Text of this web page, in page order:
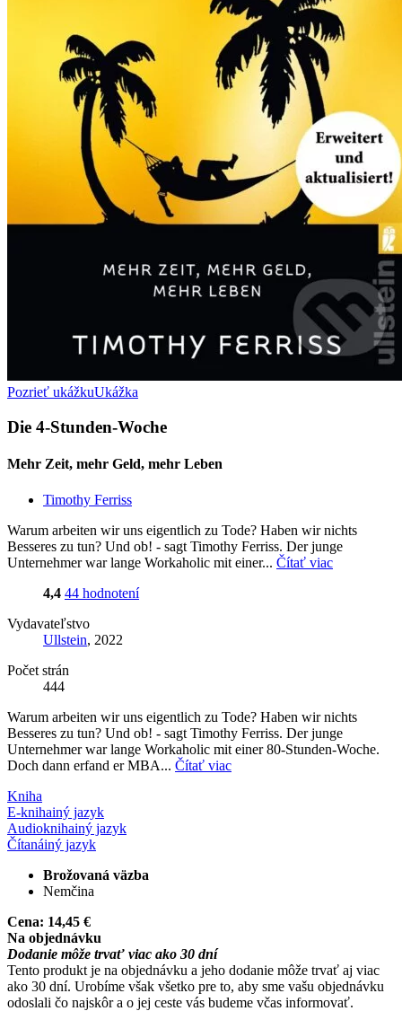
Pozrieť ukážkuUkážka
Die 4-Stunden-Woche
Mehr Zeit, mehr Geld, mehr Leben
Timothy Ferriss
Warum arbeiten wir uns eigentlich zu Tode? Haben wir nichts
Besseres zu tun? Und ob! - sagt Timothy Ferriss. Der junge
Unternehmer war lange Workaholic mit einer... Čítať viac
4,4 44 hodnotení
Vydavateľstvo
Ullstein, 2022
Počet strán
444
Warum arbeiten wir uns eigentlich zu Tode? Haben wir nichts
Besseres zu tun? Und ob! - sagt Timothy Ferriss. Der junge
Unternehmer war lange Workaholic mit einer 80-Stunden-Woche.
Doch dann erfand er MBA... Čítať viac
Kniha
E-knihainý jazyk
Audioknihainý jazyk
Čítanáiný jazyk
Brožovaná väzba
Nemčina
Cena: 14,45 €
Na objednávku
Dodanie môže trvať viac ako 30 dní
Tento produkt je na objednávku a jeho dodanie môže trvať aj viac
ako 30 dní. Urobíme však všetko pre to, aby sme vašu objednávku
odoslali čo najskôr a o jej ceste vás budeme včas informovať.